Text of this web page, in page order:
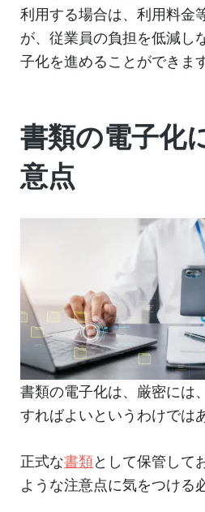
利用する場合は、利用料金
が、従業員の負担を低減し
子化を進めることができます
書類の電子化
意点
書類の電子化は、厳密には
すればよいというわけでは
正式な書類として保管して
ような注意点に気をつける